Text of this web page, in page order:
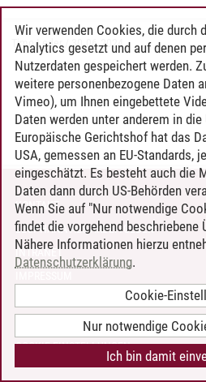
Timo Leder/30.06.2024
KONTAKT
LEUPHANA ALS ARBEITGEBER
INTRANET
BARRIEREFREIHEIT
COOKIE-EINSTELLUNGEN
Wir verwenden Cookies, die durch
Analytics gesetzt und auf denen
Nutzerdaten gespeichert werden.
weitere personenbezogene Daten
Vimeo), um Ihnen eingebettete
Daten werden unter anderem in
Europäische Gerichtshof hat das
USA, gemessen an EU-Standards,
eingeschätzt. Es besteht auch die
Daten dann durch US-Behörden
Wenn Sie auf "Nur notwendige
findet die vorgehend
Nähere Informationen hierzu
Datenschutzerklärung.
Cookie-
Nur notwendige
Ich bin damit